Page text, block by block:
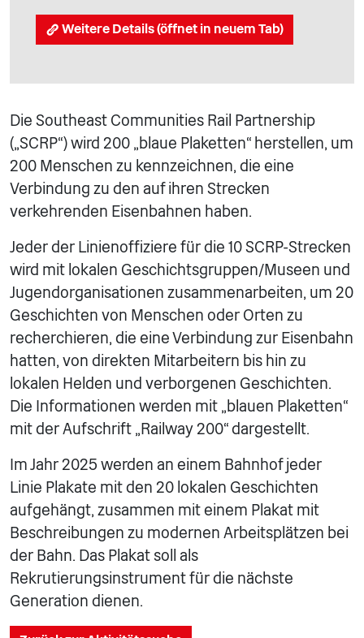
Weitere Details (öffnet in neuem Tab)
Die Southeast Communities Rail Partnership
(„SCRP“) wird 200 „blaue Plaketten“ herstellen, um
200 Menschen zu kennzeichnen, die eine
Verbindung zu den auf ihren Strecken
verkehrenden Eisenbahnen haben.
Jeder der Linienoffiziere für die 10 SCRP-Strecken
wird mit lokalen Geschichtsgruppen/Museen und
Jugendorganisationen zusammenarbeiten, um 20
Geschichten von Menschen oder Orten zu
recherchieren, die eine Verbindung zur Eisenbahn
hatten, von direkten Mitarbeitern bis hin zu
lokalen Helden und verborgenen Geschichten.
Die Informationen werden mit „blauen Plaketten“
mit der Aufschrift „Railway 200“ dargestellt.
Im Jahr 2025 werden an einem Bahnhof jeder
Linie Plakate mit den 20 lokalen Geschichten
aufgehängt, zusammen mit einem Plakat mit
Beschreibungen zu modernen Arbeitsplätzen bei
der Bahn. Das Plakat soll als
Rekrutierungsinstrument für die nächste
Generation dienen.